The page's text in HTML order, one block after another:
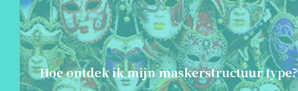
Hoe ontdek ik mijn maskerstructuur type?